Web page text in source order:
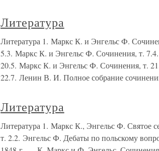
Литература
Литература 1. Маркс К. и Энгельс Ф.
5.3. Маркс К. и Энгельс Ф. Сочинения, т.
20.5. Маркс К. и Энгельс Ф. Сочинения, т.
22.7. Ленин В. И. Полное собрание
Литература
Литература 1. Маркс К., Энгельс Ф.
т. 2.2. Энгельс Ф. Дебаты по польскому